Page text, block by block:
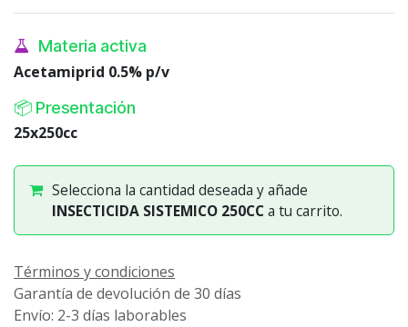
Materia activa
Acetamiprid 0.5% p/v
📦 Presentación
25x250cc
Selecciona la cantidad deseada y añade
INSECTICIDA SISTEMICO 250CCa tu carrito.
Términos y condiciones
Garantía de devolución de 30 días
Envío: 2-3 días laborables